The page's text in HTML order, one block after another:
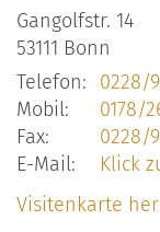
Gangolfstr. 14
53111 Bonn
Telefon:
0228/
Mobil:
0178/
Fax:
0228/
E-Mail:
Klick
Visitenkarte